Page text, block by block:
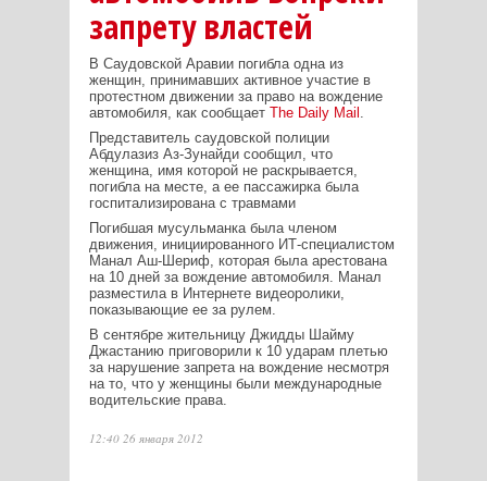
запрету властей
В Саудовской Аравии погибла одна из
женщин, принимавших активное участие в
протестном движении за право на вождение
автомобиля, как сообщает The Daily Mail
Представитель саудовской полиции
Абдулазиз Аз-Зунайди сообщил, что
женщина, имя которой не раскрывается,
погибла на месте, а ее пассажирка была
госпитализирована с травмами
Погибшая мусульманка была членом
движения, инициированного ИТ-специалистом
Манал Аш-Шериф, которая была арестована
на 10 дней за вождение автомобиля. Манал
разместила в Интернете видеоролики,
показывающие ее за рулем.
В сентябре жительницу Джидды Шайму
Джастанию приговорили к 10 ударам плетью
за нарушение запрета на вождение несмотря
на то, что у женщины были международные
водительские права.
12:40 26 января 2012